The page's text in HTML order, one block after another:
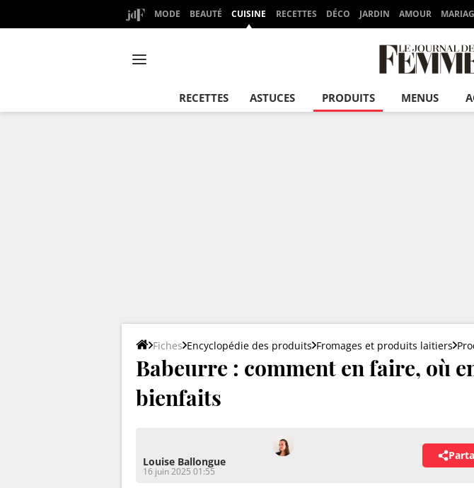
MODE BEAUTÉ CUISINE RECETTES DÉCO JARDIN AMOUR
RECETTES ASTUCES PRODUITS MENUS
Fiches Encyclopédie des produits Fromages et produits laitiers
Babeurre : comment en faire, où
bienfaits
Louise Ballongue
16 juin 2025 01:55